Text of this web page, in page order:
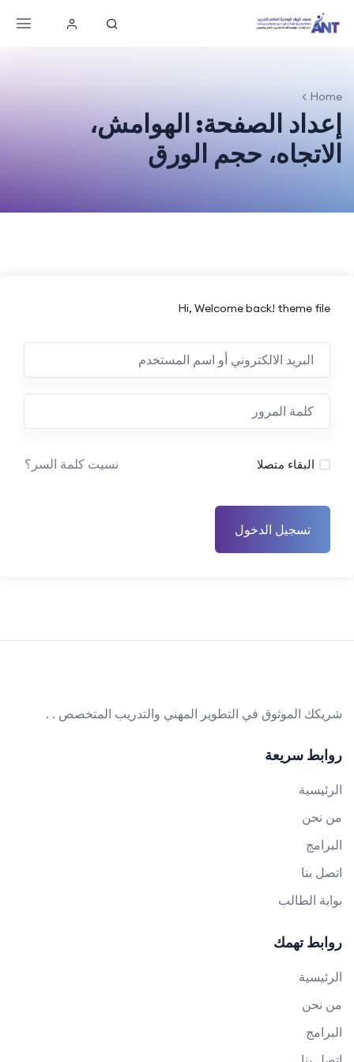
Home
إعداد الصفحة: الهوامش،
الاتجاه، حجم الورق
Hi, Welcome back! theme file
البقاء متصلا نسيت كلمة السر؟
تسجيل الدخول
شريكك الموثوق في التطوير المهني والتدريب المتخصص . .
روابط سريعة
الرئيسية
من نحن
البرامج
اتصل بنا
بوابة الطالب
روابط تهمك
الرئيسية
من نحن
البرامج